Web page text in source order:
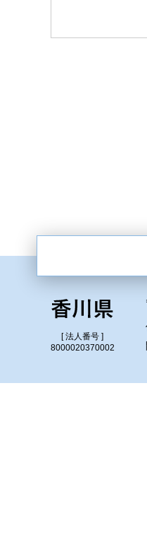
[ 法人番号 ]
8000020370002